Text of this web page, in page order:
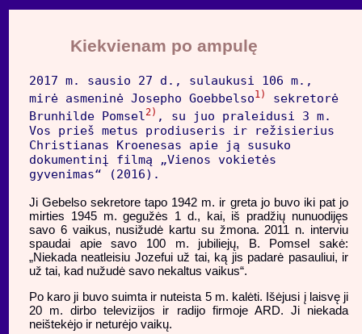
Kiekvienam po ampulę
2017 m. sausio 27 d., sulaukusi 106 m.,
mirė asmeninė Josepho Goebbelso1)
sekretorė
Brunhilde Pomsel2) , su juo praleidusi 3 m.
Vos prieš metus prodiuseris ir režisierius
Christianas Kroenesas apie ją susuko
dokumentinį filmą „Vienos vokietės
gyvenimas“ (2016).
Ji Gebelso sekretore tapo 1942 m. ir greta jo buvo iki pat jo
mirties 1945 m. gegužės 1 d., kai, iš pradžių nunuodijęs
savo 6 vaikus, nusižudė kartu su žmona. 2011 n. interviu
spaudai apie savo 100 m. jubiliejų, B. Pomsel sakė:
„Niekada neatleisiu Jozefui už tai, ką jis padarė pasauliui, ir
už tai, kad nužudė savo nekaltus vaikus“.
Po karo ji buvo suimta ir nuteista 5 m. kalėti. Išėjusi į laisvę ji
20 m. dirbo televizijos ir radijo firmoje ARD. Ji niekada
neištekėjo ir neturėjo vaikų.